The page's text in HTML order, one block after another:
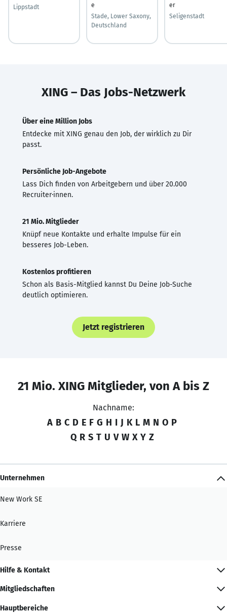
Lippstadt
e
Stade, Lower Saxony,
Deutschland
er
Seligenstadt
XING – Das Jobs-Netzwerk
Über eine Million Jobs
Entdecke mit XING genau den Job, der wirklich zu Dir
passt.
Persönliche Job-Angebote
Lass Dich finden von Arbeitgebern und über 20.000
Recruiter·innen.
21 Mio. Mitglieder
Knüpf neue Kontakte und erhalte Impulse für ein
besseres Job-Leben.
Kostenlos profitieren
Schon als Basis-Mitglied kannst Du Deine Job-Suche
deutlich optimieren.
Jetzt registrieren
21 Mio. XING Mitglieder, von A bis Z
Nachname:
A B C D E F G H I J K L M N O P
Q R S T U V W X Y Z
Unternehmen
New Work SE
Karriere
Presse
Hilfe & Kontakt
Mitgliedschaften
Hauptbereiche